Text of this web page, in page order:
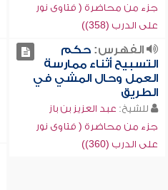
جزء من محاضرة ( فتاوى نور
على الدرب (358))
الفهرس:حكم
التسبيح أثناء ممارسة
العمل وحال المشي في
الطريق
للشيخ: عبد العزيز بن باز
جزء من محاضرة ( فتاوى نور
على الدرب (360))